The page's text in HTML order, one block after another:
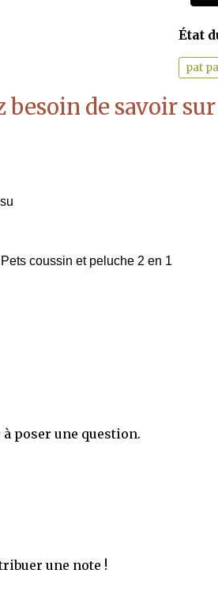
État
pat
besoin de savoir
coussin et peluche 2 en 1
poser une question.
une note !